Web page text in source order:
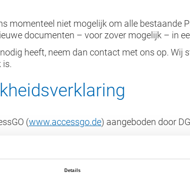
Details
momenteel niet mogelijk om alle bestaande
documenten – voor zover mogelijk – in
heeft, neem dan contact met ons op. Wij
is.
(www.accessgo.de) aangeboden door
individuele beperkingen of voorkeuren.
symbool of via de toetsencombinatie